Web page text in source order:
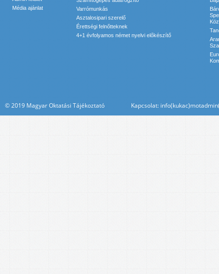
Média ajánlat
Varrómunkás
Asztalosipari szerelő
Érettségi felnőtteknek
4+1 évfolyamos német nyelvi előkészítő
© 2019 Magyar Oktatási Tájékoztató Kapcsolat: